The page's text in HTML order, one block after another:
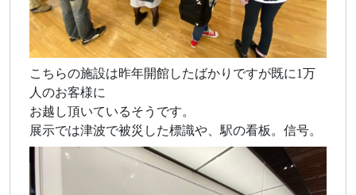
こちらの施設は昨年開館したばかりですが既に1万
人のお客様に
お越し頂いているそうです。
展示では津波で被災した標識や、駅の看板。信号。